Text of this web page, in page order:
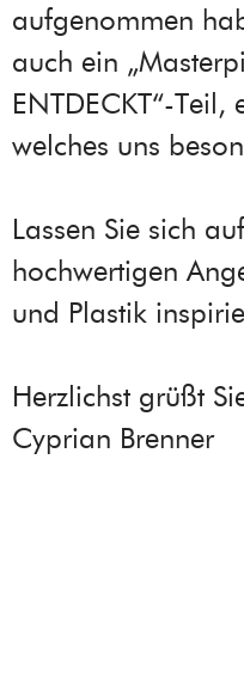
aufgenommen
auch ein
ENTDECKT“-
welches uns
Lassen Sie sich
hochwertigen
und Plastik
Herzlichst grüßt
Cyprian Brenner